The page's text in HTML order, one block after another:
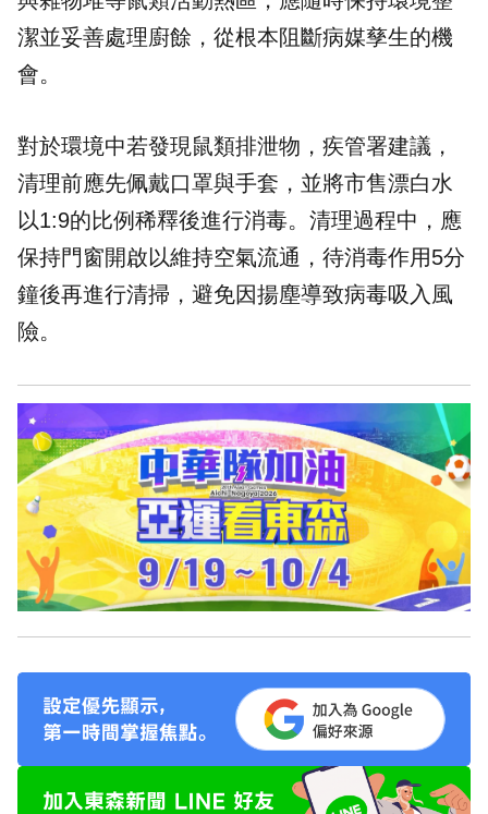
潔並妥善處理廚餘，從根本阻斷病媒孳生的機
會。
對於環境中若發現鼠類排泄物，疾管署建議，
清理前應先佩戴口罩與手套，並將市售漂白水
以1:9的比例稀釋後進行消毒。清理過程中，應
保持門窗開啟以維持空氣流通，待消毒作用5分
鐘後再進行清掃，避免因揚塵導致病毒吸入風
險。